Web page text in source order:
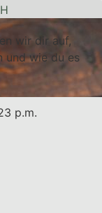
wir dir auf,
und wie du es
p.m.